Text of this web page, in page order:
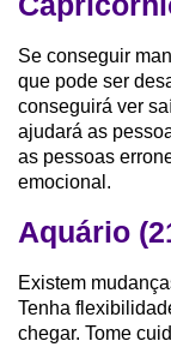
Se conseguir
que pode ser
conseguirá ver
ajudará as
as pessoas
emocional.
Aquário
Existem
Tenha
chegar. Tome